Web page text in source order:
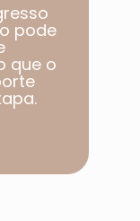
pode
que o